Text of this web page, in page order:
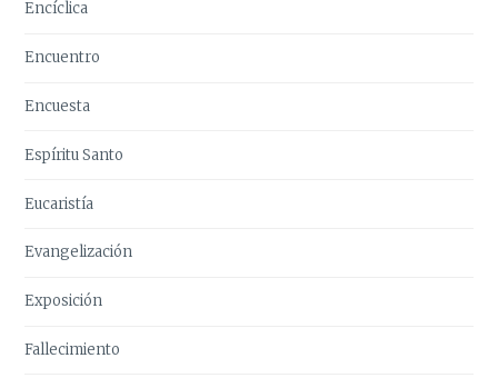
Encíclica
Encuentro
Encuesta
Espíritu Santo
Eucaristía
Evangelización
Exposición
Fallecimiento